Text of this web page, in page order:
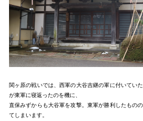
関ヶ原の戦いでは、西軍の大谷吉継の軍に付いてい
が東軍に寝返ったのを機に、
直保みずからも大谷軍を攻撃。東軍が勝利したもの
てしまいます。